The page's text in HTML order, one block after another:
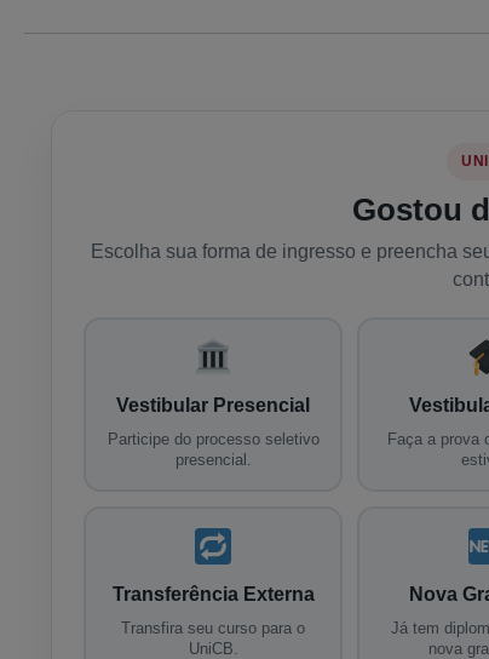
Gostou
Escolha sua forma de ingresso e preencha
Vestibular Presencial
Participe do processo seletivo
presencial.
Faça a prova
Transferência Externa
Transfira seu curso para o
UniCB.
Nova
Já tem
nova